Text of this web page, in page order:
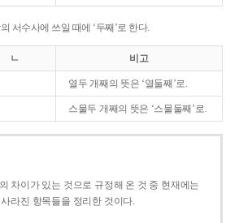
서수사에 쓰일 때에 ‘두째’로 한다.
ㄴ 비고
열두 개째의 뜻은 ‘열둘째’로.
스물두 개째의 뜻은 ‘스물둘째’로.
차이가 있는 것으로 규정해 온 것 중 현재에는
라진 항목들을 정리한 것이다.